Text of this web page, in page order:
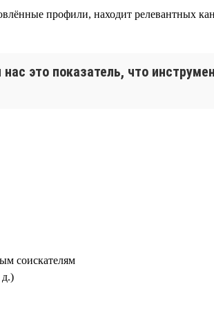
профили, находит релевантных
это показатель, что
соискателям
д.)